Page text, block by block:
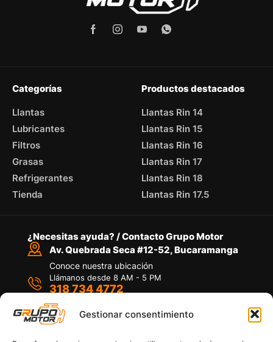
Gestionar consentimiento
Categorías
Llantas
Lubricantes
Filtros
Grasas
Refrigerantes
Tienda
Productos destacados
Llantas Rin 14
Llantas Rin 15
Llantas Rin 16
Llantas Rin 17
Llantas Rin 18
Llantas Rin 17.5
¿Necesitas ayuda? / Contacto Grupo Motor
Av. Quebrada Seca #12-52, Bucaramanga
Conoce nuestra ubicación
Llámanos desde 8 AM - 5 PM
318 734 4772
Por medio de WhatsApp